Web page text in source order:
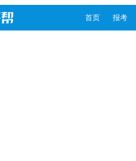
首页 报考